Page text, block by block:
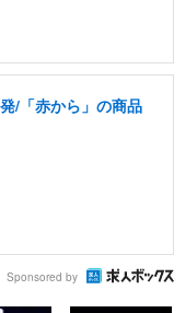
/「赤から」の商品
Sponsored by